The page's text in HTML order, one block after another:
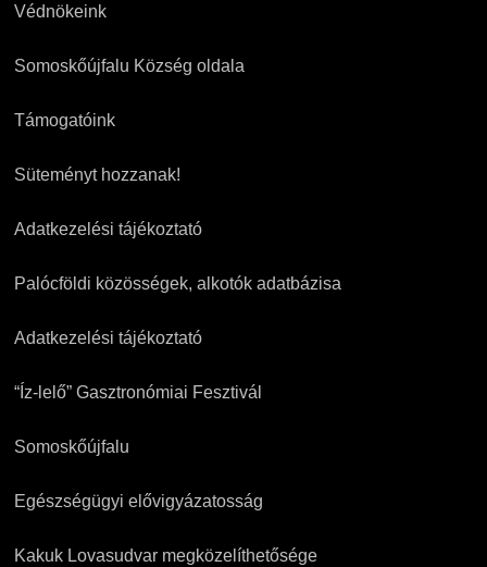
Védnökeink
Somoskőújfalu Község oldala
Támogatóink
Süteményt hozzanak!
Adatkezelési tájékoztató
Palócföldi közösségek, alkotók adatbázisa
Adatkezelési tájékoztató
“Íz-lelő” Gasztronómiai Fesztivál
Somoskőújfalu
Egészségügyi elővigyázatosság
Kakuk Lovasudvar megközelíthetősége